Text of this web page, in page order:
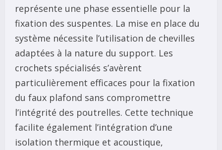
représente une phase essentielle pour la
fixation des suspentes. La mise en place du
système nécessite l’utilisation de chevilles
adaptées à la nature du support. Les
crochets spécialisés s’avèrent
particulièrement efficaces pour la fixation
du faux plafond sans compromettre
l’intégrité des poutrelles. Cette technique
facilite également l’intégration d’une
isolation thermique et acoustique,